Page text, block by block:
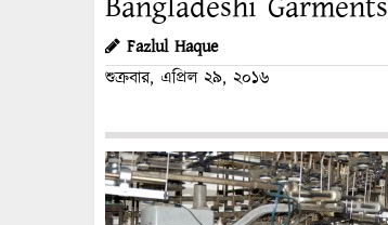
Fazlul Haque
শুক্রবার, এপ্রিল ২৯, ২০১৬